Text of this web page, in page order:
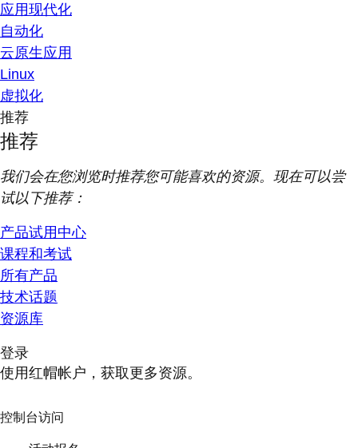
应用现代化
自动化
云原生应用
Linux
虚拟化
推荐
推荐
我们会在您浏览时推荐您可能喜欢的资源。现在可以尝
试以下推荐：
产品试用中心
课程和考试
所有产品
技术话题
资源库
登录
使用红帽帐户，获取更多资源。
控制台访问